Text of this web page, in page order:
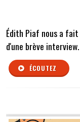
Édith Piaf nous a
d'une brève interview.
ÉCOUTEZ